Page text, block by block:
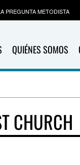
QUIÉNES SOMOS
PREGUNTA METODISTA
CHURCH